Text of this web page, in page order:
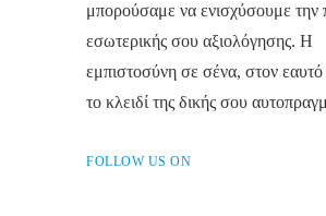
μπορούσαμε να ενισχύσουμε την
εσωτερικής σου αξιολόγησης. Η
εμπιστοσύνη σε σένα, στον εαυτό
το κλειδί της δικής σου
FOLLOW US ON